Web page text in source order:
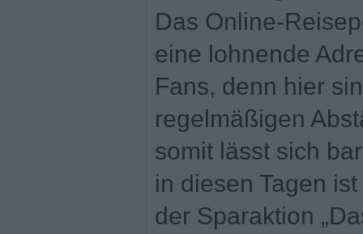
Das Online-
eine lohnende
Fans, denn hier
regelmäßigen
somit lässt sich
in diesen Tagen
der Sparaktion